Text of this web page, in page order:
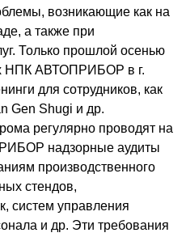
возникающие как на
а также при
Только прошлой осенью
НПК АВТОПРИБОР в г.
для сотрудников, как
Gen Shugi и др.
регулярно проводят на
надзорные аудиты
производственного
стендов,
систем управления
и др. Эти требования